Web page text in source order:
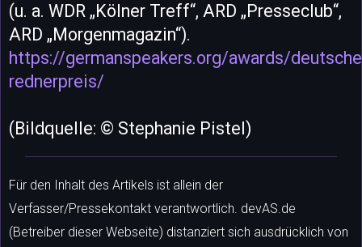
(u. a. WDR „Kölner Treff“, ARD „Presseclub“,
ARD „Morgenmagazin“).
https://germanspeakers.org/awards/
rednerpreis/
(Bildquelle: © Stephanie Pistel)
Für den Inhalt des Artikels ist allein der
Verfasser/Pressekontakt verantwortlich. devAS.de
(Betreiber dieser Webseite) distanziert sich ausdrücklich von